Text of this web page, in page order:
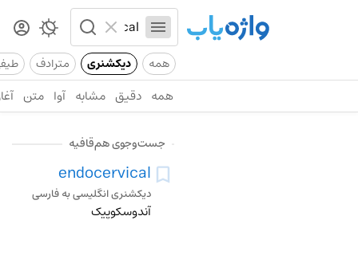
همه دیکشنری مترادف
همه دقیق مشابه آوا متن
جست‌وجوی هم‌قافیه
endocervical
دیکشنری انگلیسی به فارسی
آندوسکوپیک